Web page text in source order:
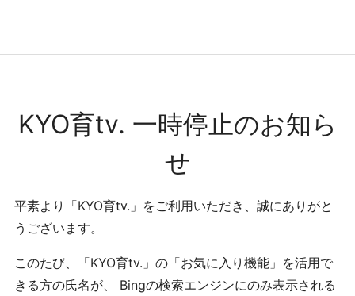
コンテンツへ
ホーム
KYO育tv. 一時停止のお知ら
せ
平素より「KYO育tv.」をご利用いただき、誠にありがと
うございます。
このたび、「KYO育tv.」の「お気に入り機能」を活用で
きる方の氏名が、 Bingの検索エンジンにのみ表示される